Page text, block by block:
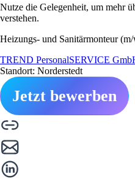
Nutze die Gelegenheit, um mehr
verstehen.
Heizungs- und Sanitärmonteur
TREND PersonalSERVICE
Standort: Norderstedt
Jetzt bewerben